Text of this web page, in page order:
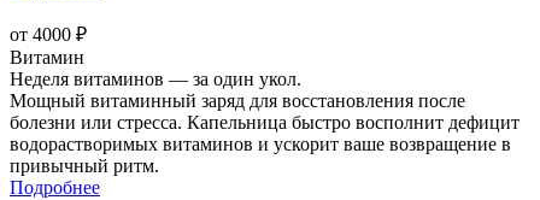
от 4000 ₽
Витамин
Неделя витаминов — за один укол.
Мощный витаминный заряд для восстановления после
болезни или стресса. Капельница быстро восполнит дефицит
водорастворимых витаминов и ускорит ваше возвращение в
привычный ритм.
Подробнее